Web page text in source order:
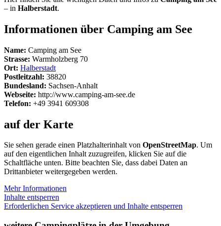
– in Halberstadt.
Informationen über Camping am See
Name: Camping am See
Strasse: Warmholzberg 70
Ort: Halberstadt
Postleitzahl: 38820
Bundesland: Sachsen-Anhalt
Webseite: http://www.camping-am-see.de
Telefon: +49 3941 609308
auf der Karte
Sie sehen gerade einen Platzhalterinhalt von OpenStreetMap. Um
auf den eigentlichen Inhalt zuzugreifen, klicken Sie auf die
Schaltfläche unten. Bitte beachten Sie, dass dabei Daten an
Drittanbieter weitergegeben werden.
Mehr Informationen
Inhalte entsperren
Erforderlichen Service akzeptieren und Inhalte entsperren